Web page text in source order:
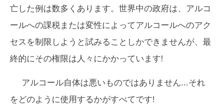
亡した例は数多くあります。世界中の政府は、アルコ
ールへの課税または変性によってアルコールへのアク
セスを制限しようと試みることしかできませんが、最
終的にその権限は人々にかかっています!
アルコール自体は悪いものではありません...それ
をどのように使用するかがすべてです!